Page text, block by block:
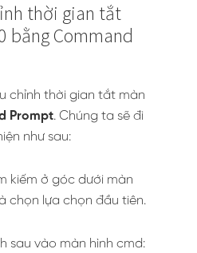
thời gian tắt
bằng Command
chỉnh thời gian tắt màn
Prompt. Chúng ta sẽ đi
như sau:
kiếm ở góc dưới màn
chọn lựa chọn đầu tiên.
sau vào màn hình cmd: